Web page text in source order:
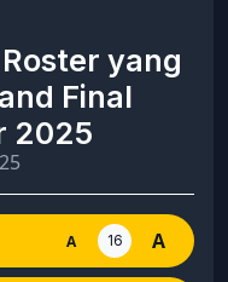
yang
Final
2025
A 16 A